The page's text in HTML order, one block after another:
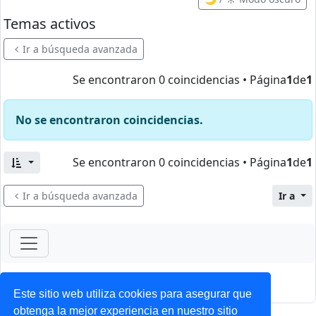
Este sitio web utiliza cookies para asegurar que
obtenga la mejor experiencia en nuestro sitio
Temas activos
Ir a búsqueda avanzada
Se encontraron 0 coincidencias • Página1de1
No se encontraron coincidencias.
Se encontraron 0 coincidencias • Página1de1
Ir a búsqueda avanzada Ir a
ForoClub 2025
Privacidad| Condiciones